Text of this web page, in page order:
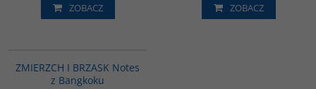
ZOBACZ ZOBACZ
ZMIERZCH I BRZASK Notes
z Bangkoku